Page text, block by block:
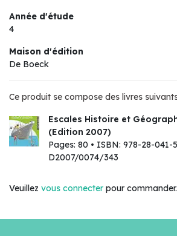
Année d'étude
4
Maison d'édition
De Boeck
Ce produit se compose des livres
Escales Histoire et
(Edition 2007)
Pages: 80 • ISBN: 978-28-041-
D2007/0074/343
Veuillez vous connecter pour commander.